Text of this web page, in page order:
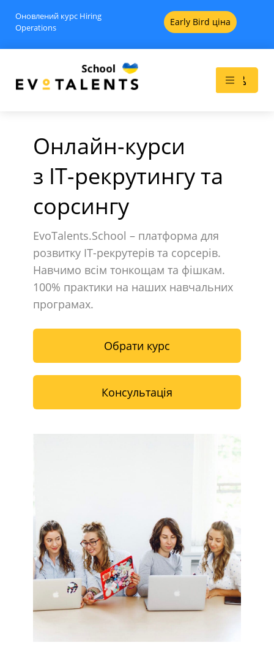
Як пройти 40 інтерв’ю і не
зійти з розуму? Одкровення
шукала роботу в Польщі
17$
Оновлений курс Hiring
Operations
Early Bird ціна
Онлайн-курси
з IT-рекрутингу та
сорсингу
EvoTalents.School – платформа для
розвитку IT-рекрутерів та сорсерів.
Навчимо всім тонкощам та фішкам.
100% практики на наших навчальних
програмах.
Обрати курс
Консультація